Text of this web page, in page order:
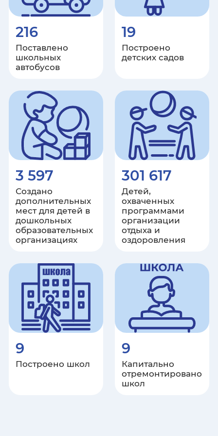
216
Поставлено
школьных
автобусов
19
Построено
детских садов
3 597
Создано
дополнительных
мест для детей в
дошкольных
образовательных
организациях
301 617
Детей,
охваченных
программами
организации
отдыха и
оздоровления
9
Построено школ
9
Капитально
отремонтировано
школ